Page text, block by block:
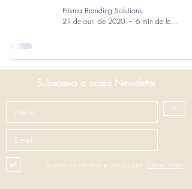
Prisma Branding Solutions
21 de out. de 2020
6 min de leitura
Subscreva a nossa Newsletter
>
Aceito os termos e condições. Saber mais